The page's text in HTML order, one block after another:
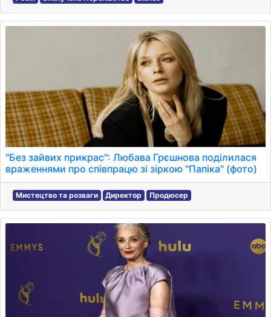
"Без зайвих прикрас": Любава Грєшнова поділилася
враженнями про співпрацю зі зіркою "Папіка" (фото)
Мистецтво та розваги Директор Продюсер